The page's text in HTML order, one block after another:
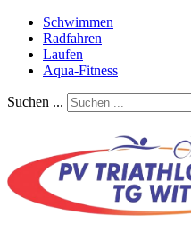
Schwimmen
Radfahren
Laufen
Aqua-Fitness
Suchen ...